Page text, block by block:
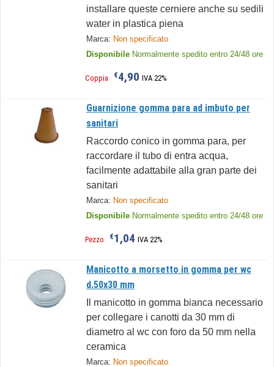
installare queste cerniere anche su sedili
water in plastica piena
Marca: Non specificato
Disponibile Normalmente spedito entro 24/48 ore
Coppia €4,90 IVA 22%
Guarnizione gomma para ad imbuto per
sanitari
Raccordo conico in gomma para, per
raccordare il tubo di entra acqua,
facilmente adattabile alla gran parte dei
sanitari
Marca: Non specificato
Disponibile Normalmente spedito entro 24/48 ore
Pezzo €1,04 IVA 22%
Manicotto a morsetto in gomma per wc
d.50x30 mm
Il manicotto in gomma bianca necessario
per collegare i canotti da 30 mm di
diametro al wc con foro da 50 mm nella
ceramica
Marca: Non specificato